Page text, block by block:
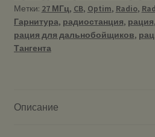
Метки: 27 МГц, CB, Optim, Radio,
Гарнитура, радиостанция, рация,
рация для дальнобойщиков,
Тангента
Описание